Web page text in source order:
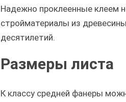
Надежно проклеенные клеем
стройматериалы из
десятилетий.
Размеры листа
К классу средней фанеры